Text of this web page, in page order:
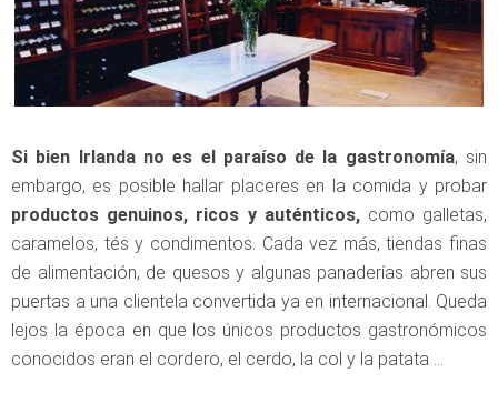
Si bien Irlanda no es el paraíso de la gastronomía, sin
embargo, es posible hallar placeres en la comida y probar
productos genuinos, ricos y auténticos,como galletas,
caramelos, tés y condimentos. Cada vez más, tiendas finas
de alimentación, de quesos y algunas panaderías abren sus
puertas a una clientela convertida ya en internacional. Queda
lejos la época en que los únicos productos gastronómicos
conocidos eran el cordero, el cerdo, la col y la patata …